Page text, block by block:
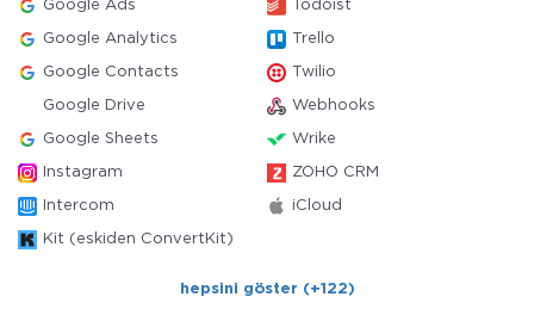
Google Ads Todoist
Google Analytics Trello
Google Contacts Twilio
Google Drive Webhooks
Google Sheets Wrike
Instagram ZOHO CRM
Intercom iCloud
Kit (eskiden ConvertKit)
hepsini göster (+122)